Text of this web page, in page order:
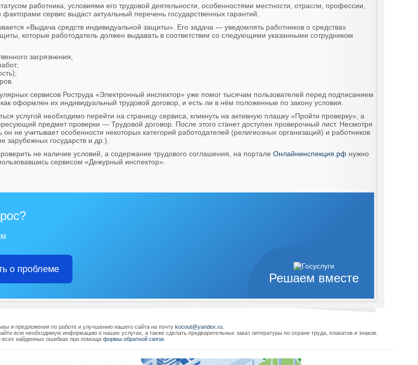
работника, условиями его трудовой деятельности, особенностями местности, отрасли, профессии,
сервис выдаст актуальный перечень государственных гарантий.
«Выдача средств индивидуальной защиты». Его задача — уведомлять работников о средствах
которые работодатель должен выдавать в соответствии со следующими указанными сотрудником
загрязнения;
сервисов Роструда «Электронный инспектор» уже помог тысячам пользователей перед подписанием
оформлен их индивидуальный трудовой договор, и есть ли в нём положенные по закону условия.
услугой необходимо перейти на страницу сервиса, кликнуть на активную плашку «Пройти проверку», а
предмет проверки — Трудовой договор. После этого станет доступен проверочный лист. Несмотря
он не учитывает особенности некоторых категорий работодателей (религиозных организаций) и работников
зарубежных государств и др.).
не наличие условий, а содержание трудового соглашения, на портале Онлайнинспекция.рф нужно
сервисом «Дежурный инспектор».
Решаем вместе
о проблеме
и предложения по работе и улучшению нашего сайта на почту kocout@yandex.ru
всю необходимую информацию о наших услугах, а также сделать предварительных заказ литературы по охране труда, плакатов и знаков.
найденных ошибках при помощи формы обратной связи